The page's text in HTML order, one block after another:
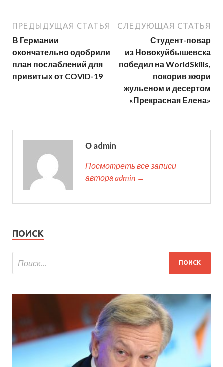
ПРЕДЫДУЩАЯ СТАТЬЯ
В Германии
окончательно одобрили
план послаблений для
привитых от COVID-19
СЛЕДУЮЩАЯ СТАТЬЯ
Студент-повар
из Новокуйбышевска
победил на WorldSkills,
покорив жюри
жульеном и десертом
«Прекрасная Елена»
О admin
Посмотреть все записи
автора admin →
ПОИСК